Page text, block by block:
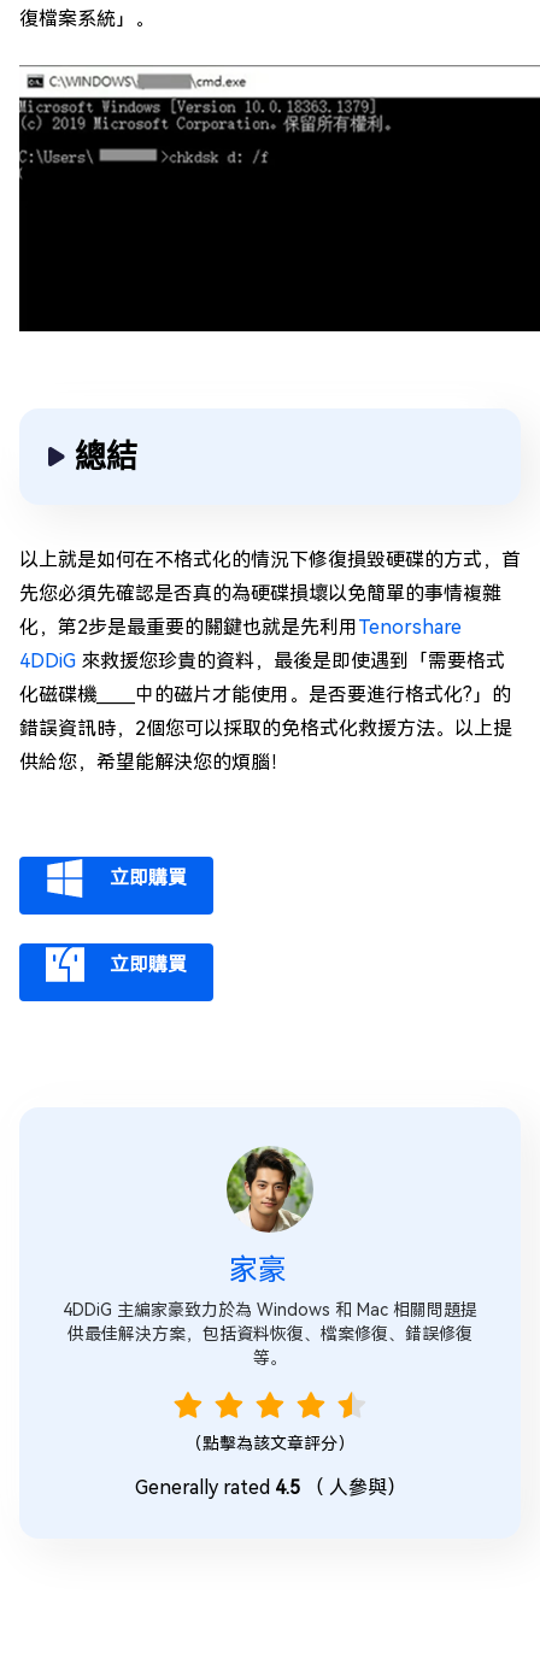
復檔案系統」。
總結
以上就是如何在不格式化的情況下修復損毀硬碟的方式，首
先您必須先確認是否真的為硬碟損壞以免簡單的事情複雜
化，第2步是最重要的關鍵也就是先利用Tenorshare
4DDiG 來救援您珍貴的資料，最後是即使遇到「需要格式
化磁碟機＿＿中的磁片才能使用。是否要進行格式化?」的
錯誤資訊時，2個您可以採取的免格式化救援方法。以上提
供給您，希望能解決您的煩腦！
立即購買
立即購買
家豪
4DDiG 主編家豪致力於為 Windows 和 Mac 相關問題提
供最佳解決方案，包括資料恢復、檔案修復、錯誤修復
等。
（點擊為該文章評分）
Generally rated 4.5（ 人參與）